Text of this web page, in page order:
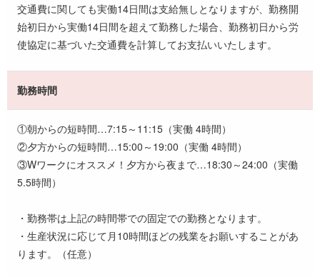
交通費に関しても実働14日間は支給無しとなりますが、勤務開
始初日から実働14日間を超えて勤務した場合、勤務初日から労
使協定に基づいた交通費を計算してお支払いいたします。
勤務時間
①朝からの短時間…7:15～11:15（実働 4時間）
②夕方からの短時間…15:00～19:00（実働 4時間）
③Wワークにオススメ！夕方から夜まで…18:30～24:00（実働
5.5時間）
・勤務帯は上記の時間帯での固定での勤務となります。
・生産状況に応じて月10時間ほどの残業をお願いすることがあ
ります。（任意）